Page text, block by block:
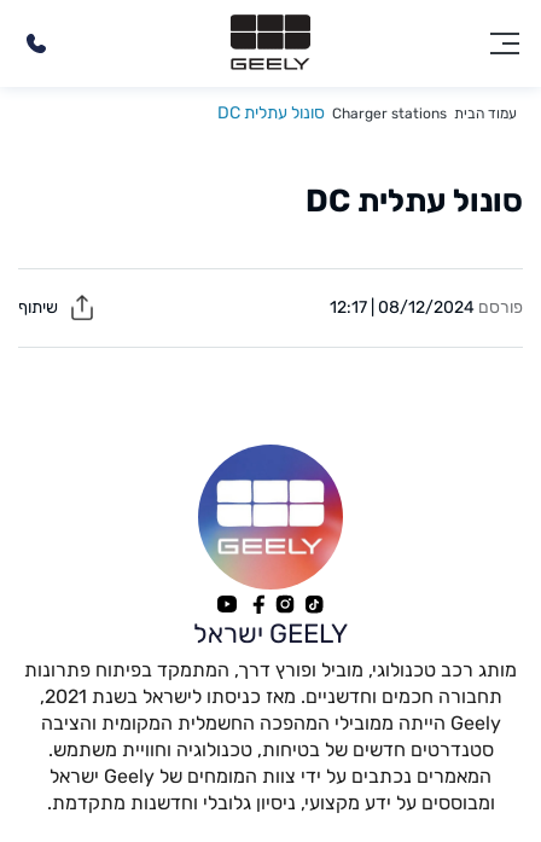
עמוד הבית Charger stations סונול עתלית DC
סונול עתלית DC
פורסם 08/12/2024 | 12:17
GEELY ישראל
מותג רכב טכנולוגי, מוביל ופורץ דרך, המתמקד בפיתוח פתרונות
תחבורה חכמים וחדשניים. מאז כניסתו לישראל בשנת 2021,
Geely הייתה ממובילי המהפכה החשמלית המקומית והציבה
סטנדרטים חדשים של בטיחות, טכנולוגיה וחוויית משתמש.
המאמרים נכתבים על ידי צוות המומחים של Geely ישראל
ומבוססים על ידע מקצועי, ניסיון גלובלי וחדשנות מתקדמת.